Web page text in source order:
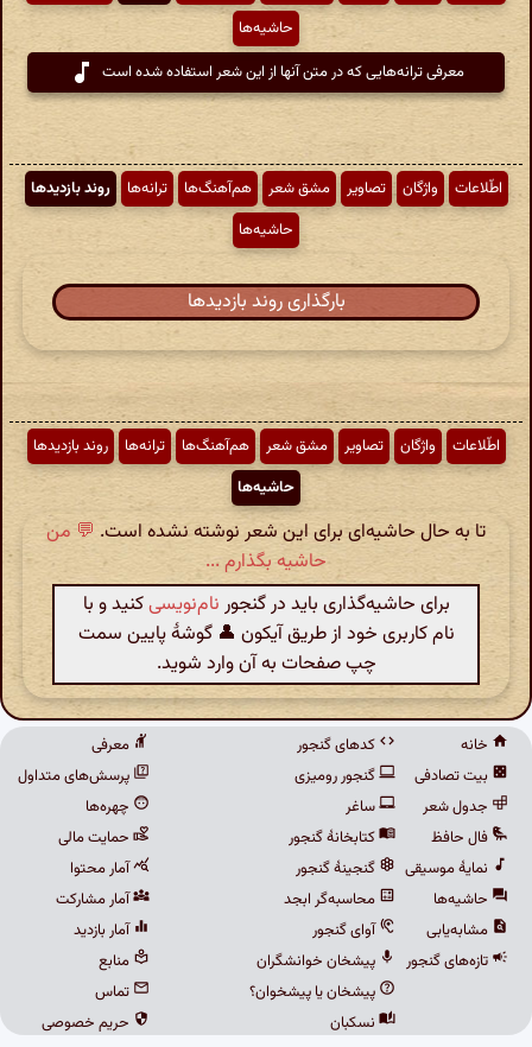
حاشیه‌ها
معرفی ترانه‌هایی که در متن آنها از این شعر استفاده شده است
اطّلاعات واژگان تصاویر مشق شعر هم‌آهنگ‌ها ترانه‌ها
روند بازدیدها
حاشیه‌ها
بارگذاری روند بازدیدها
اطّلاعات واژگان تصاویر مشق شعر هم‌آهنگ‌ها ترانه‌ها
روند بازدیدها
حاشیه‌ها
تا به حال حاشیه‌ای برای این شعر نوشته نشده است. 💬 من
حاشیه بگذارم ...
برای حاشیه‌گذاری باید در گنجور نام‌نویسیکنید و با
نام کاربری خود از طریق آیکون 👤 گوشهٔ پایین سمت
چپ صفحات به آن وارد شوید.
خانه
بیت تصادفی
جدول شعر
فال حافظ
نمایهٔ موسیقی
حاشیه‌ها
مشابه‌یابی
تازه‌های گنجور
کدهای گنجور
گنجور رومیزی
ساغر
کتابخانهٔ گنجور
گنجینهٔ گنجور
محاسبه‌گر ابجد
آوای گنجور
پیشخان خوانشگران
پیشخان یا پیشخوان؟
نسکبان
معرفی
پرسش‌های متداول
چهره‌ها
حمایت مالی
آمار محتوا
آمار مشارکت
آمار بازدید
منابع
تماس
حریم خصوصی